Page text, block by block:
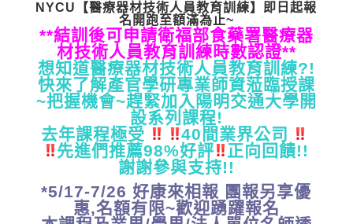
NYCU【醫療器材技術人員教育訓練】
即日起報
名開跑至額滿為止~
**結訓後可申請衛福部食藥署醫療器
材技術人員教育訓練時數認證**
想知道醫療器材技術人員教育訓練?!
快來了解產官學研專業師資蒞臨授課
~把握機會~趕緊加入陽明交通大學開
設系列課程!
去年課程極受
40間業界公司
先進們推薦98%好評
正向回饋!!
謝謝參與支持!!
*5/17-7/26 好康來相報 團報另享優
惠,名額有限~歡迎踴躍報名